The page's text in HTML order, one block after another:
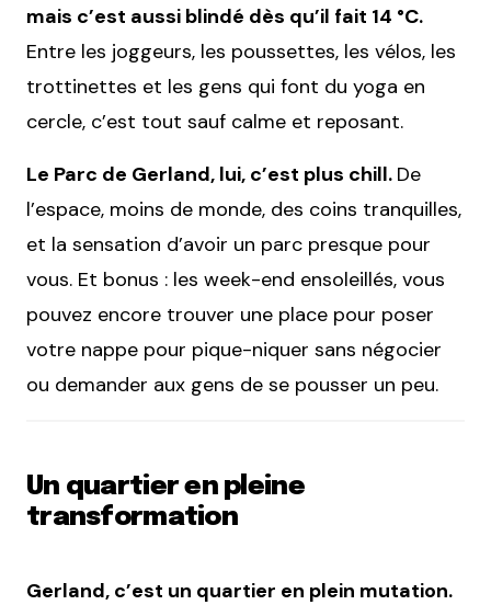
mais c’est aussi blindé dès qu’il fait 14 °C.
Entre les joggeurs, les poussettes, les vélos, les
trottinettes et les gens qui font du yoga en
cercle, c’est tout sauf calme et reposant.
Le Parc de Gerland, lui, c’est plus chill. De
l’espace, moins de monde, des coins tranquilles,
et la sensation d’avoir un parc presque pour
vous. Et bonus : les week-end ensoleillés, vous
pouvez encore trouver une place pour poser
votre nappe pour pique-niquer sans négocier
ou demander aux gens de se pousser un peu.
Un quartier en pleine
transformation
Gerland, c’est un quartier en plein mutation.